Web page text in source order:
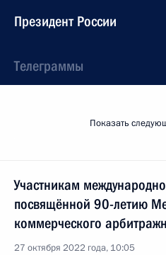
Президент России
Телеграммы
Показать
Участникам
посвящённой 90-летию
коммерческого
27 октября 2022 года, 10:05